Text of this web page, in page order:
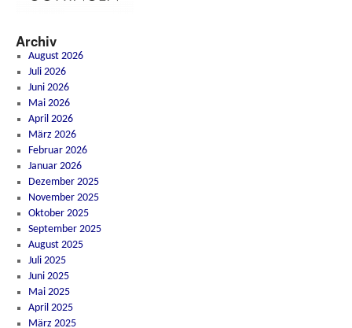
Archiv
August 2026
Juli 2026
Juni 2026
Mai 2026
April 2026
März 2026
Februar 2026
Januar 2026
Dezember 2025
November 2025
Oktober 2025
September 2025
August 2025
Juli 2025
Juni 2025
Mai 2025
April 2025
März 2025